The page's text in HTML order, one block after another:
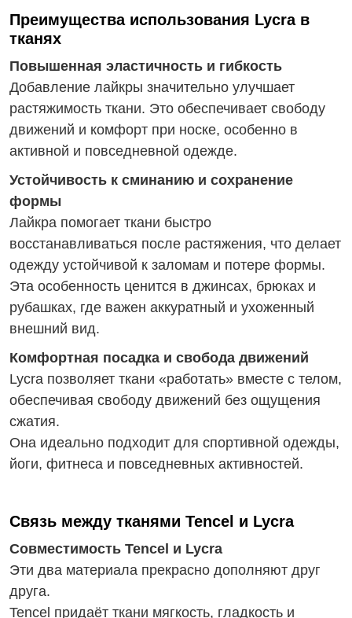
Преимущества использования Lycra в
тканях
Повышенная эластичность и гибкость
Добавление лайкры значительно улучшает
растяжимость ткани. Это обеспечивает свободу
движений и комфорт при носке, особенно в
активной и повседневной одежде.
Устойчивость к сминанию и сохранение
формы
Лайкра помогает ткани быстро
восстанавливаться после растяжения, что делает
одежду устойчивой к заломам и потере формы.
Эта особенность ценится в джинсах, брюках и
рубашках, где важен аккуратный и ухоженный
внешний вид.
Комфортная посадка и свобода движений
Lycra позволяет ткани «работать» вместе с телом,
обеспечивая свободу движений без ощущения
сжатия.
Она идеально подходит для спортивной одежды,
йоги, фитнеса и повседневных активностей.
Связь между тканями Tencel и Lycra
Совместимость Tencel и Lycra
Эти два материала прекрасно дополняют друг
друга.
Tencel придаёт ткани мягкость, гладкость и